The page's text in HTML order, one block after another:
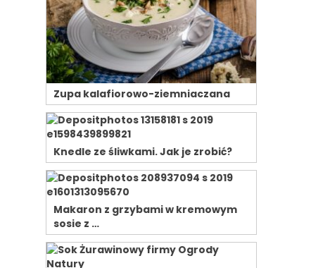
Zupa kalafiorowo-ziemniaczana
Knedle ze śliwkami. Jak je zrobić?
Makaron z grzybami w kremowym
sosie z …